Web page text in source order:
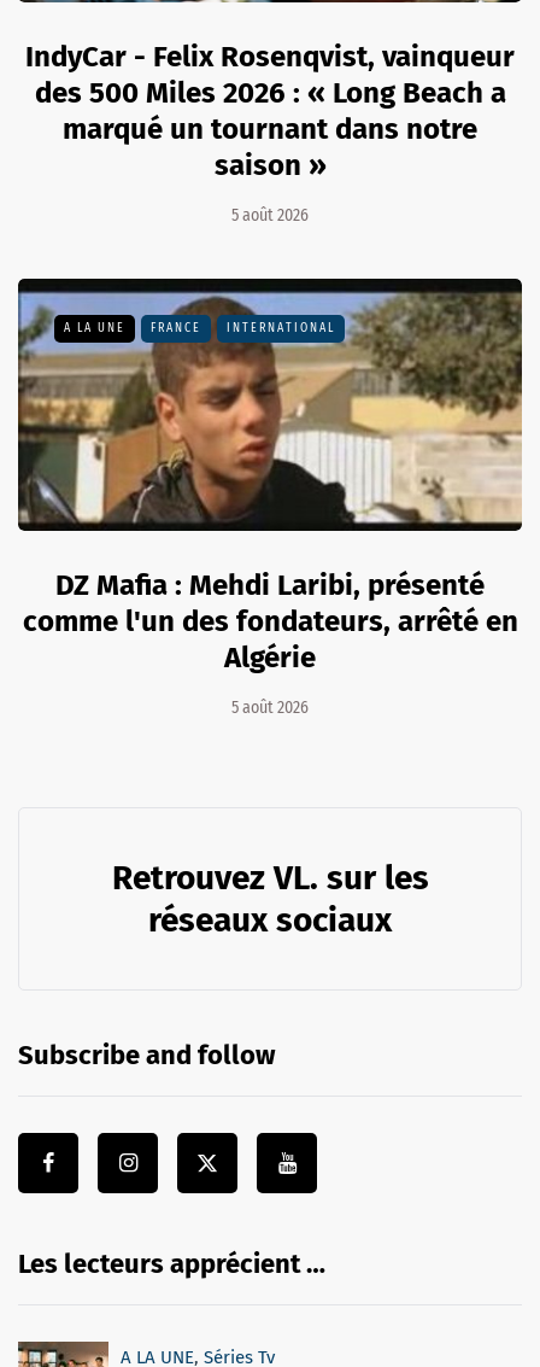
IndyCar - Felix Rosenqvist, vainqueur
des 500 Miles 2026 : « Long Beach a
marqué un tournant dans notre
saison »
5 août 2026
A LA UNE FRANCE INTERNATIONAL
DZ Mafia : Mehdi Laribi, présenté
comme l'un des fondateurs, arrêté en
Algérie
5 août 2026
Retrouvez VL. sur les
réseaux sociaux
Subscribe and follow
Les lecteurs apprécient …
A LA UNE, Séries Tv